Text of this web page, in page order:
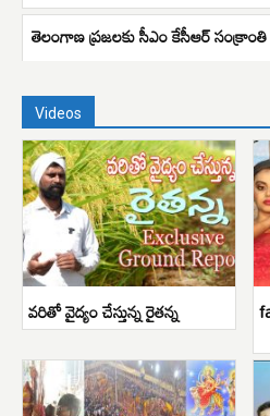
తెలంగాణ ప్రజలకు సీఎం కేసీఆర్
Videos
వరితో వైద్యం చేస్తున్న రైతన్న